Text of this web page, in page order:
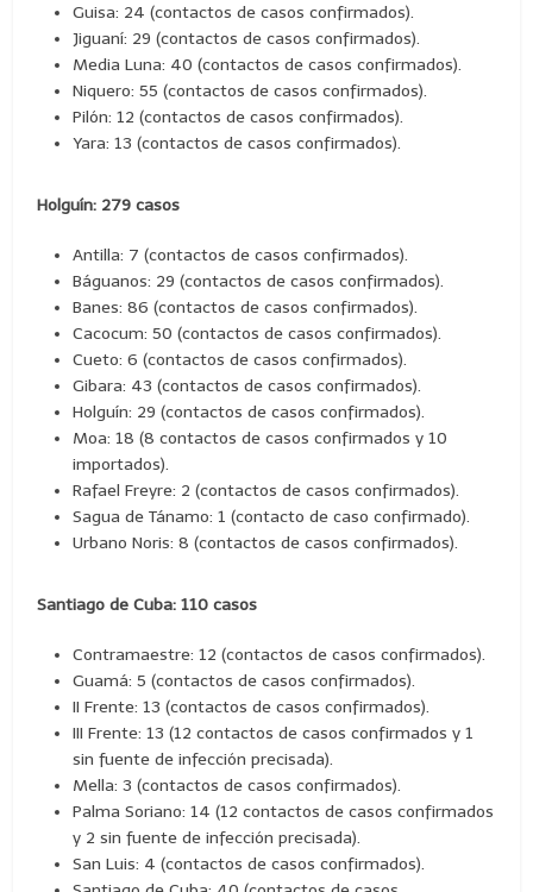
Guisa: 24 (contactos de casos confirmados).
Jiguaní: 29 (contactos de casos confirmados).
Media Luna: 40 (contactos de casos confirmados).
Niquero: 55 (contactos de casos confirmados).
Pilón: 12 (contactos de casos confirmados).
Yara: 13 (contactos de casos confirmados).
Holguín: 279 casos
Antilla: 7 (contactos de casos confirmados).
Báguanos: 29 (contactos de casos confirmados).
Banes: 86 (contactos de casos confirmados).
Cacocum: 50 (contactos de casos confirmados).
Cueto: 6 (contactos de casos confirmados).
Gibara: 43 (contactos de casos confirmados).
Holguín: 29 (contactos de casos confirmados).
Moa: 18 (8 contactos de casos confirmados y 10
importados).
Rafael Freyre: 2 (contactos de casos confirmados).
Sagua de Tánamo: 1 (contacto de caso confirmado).
Urbano Noris: 8 (contactos de casos confirmados).
Santiago de Cuba: 110 casos
Contramaestre: 12 (contactos de casos confirmados).
Guamá: 5 (contactos de casos confirmados).
II Frente: 13 (contactos de casos confirmados).
III Frente: 13 (12 contactos de casos confirmados y 1
sin fuente de infección precisada).
Mella: 3 (contactos de casos confirmados).
Palma Soriano: 14 (12 contactos de casos confirmados
y 2 sin fuente de infección precisada).
San Luis: 4 (contactos de casos confirmados).